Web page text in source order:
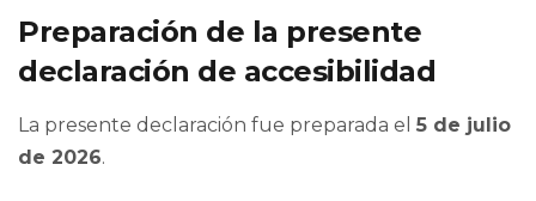
Preparación de la presente
declaración de accesibilidad
La presente declaración fue preparada el 5 de julio
de 2026.